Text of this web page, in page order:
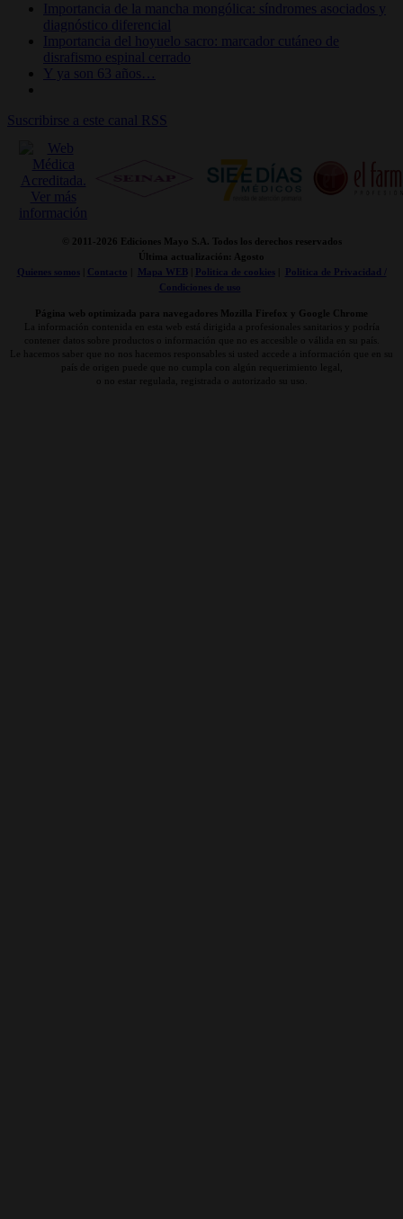
Importancia de la mancha mongólica: síndromes asociados y
diagnóstico diferencial
Importancia del hoyuelo sacro: marcador cutáneo de
disrafismo espinal cerrado
Y ya son 63 años…
Suscribirse a este canal RSS
© 2011-2026 Ediciones Mayo S.A. Todos los derechos reservados
Última actualización: Agosto
Quienes somos| Contacto Mapa WEB Politica de cookies|
Politica de Privacidad /
Condiciones de uso
Página web optimizada para navegadores Mozilla Firefox y Google Chrome
La información contenida en esta web está dirigida a profesionales sanitarios y podría
contener datos sobre productos o información que no es accesible o válida en su país.
Le hacemos saber que no nos hacemos responsables si usted accede a información que en su
país de origen puede que no cumpla con algún requerimiento legal,
o no estar regulada, registrada o autorizado su uso.